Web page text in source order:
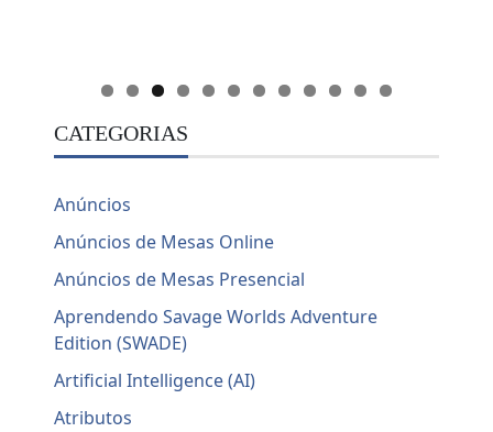
CATEGORIAS
Anúncios
Anúncios de Mesas Online
Anúncios de Mesas Presencial
Aprendendo Savage Worlds Adventure
Edition (SWADE)
Artificial Intelligence (AI)
Atributos